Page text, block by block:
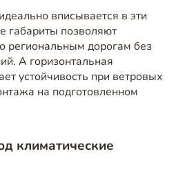
вписывается в эти
габариты позволяют
региональным дорогам без
А горизонтальная
устойчивость при ветровых
на подготовленном
климатические